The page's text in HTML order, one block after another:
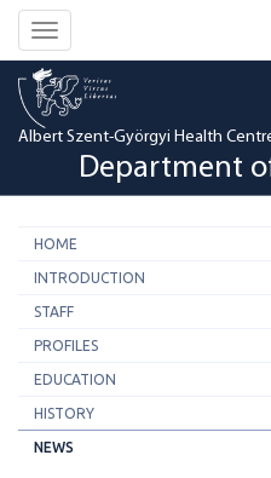
Toggle
navigation
Albert Szent-Györgyi Health
Department
HOME
INTRODUCTION
STAFF
PROFILES
EDUCATION
HISTORY
NEWS